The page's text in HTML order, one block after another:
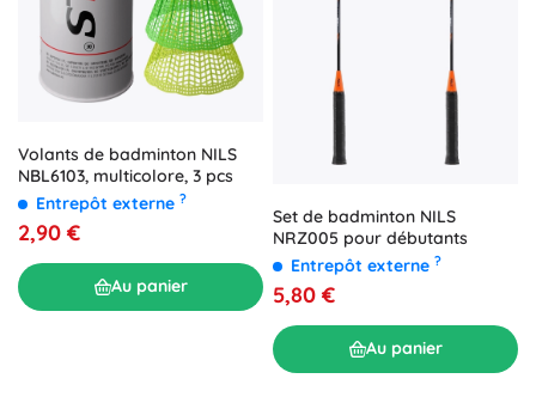
Volants de badminton NILS
NBL6103, multicolore, 3 pcs
Entrepôt externe ?
2,90 €
Au panier
Set de badminton NILS
NRZ005 pour débutants
Entrepôt externe ?
5,80 €
Au panier